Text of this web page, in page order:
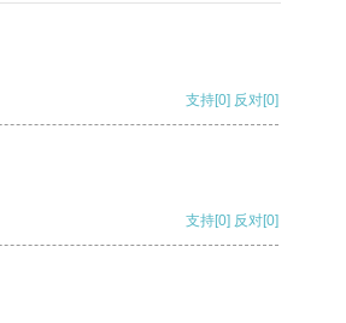
支持[0] 反对[0]
支持[0] 反对[0]